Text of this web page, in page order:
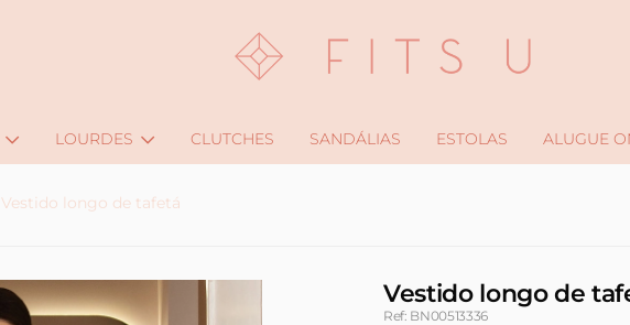
LOURDES CLUTCHES SANDÁLIAS ESTOLAS ALUGUE
Vestido longo de tafetá
Vestido longo de
Ref: BN00513336